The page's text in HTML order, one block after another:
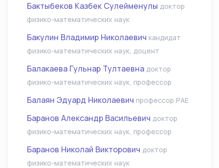
Бактыбеков Казбек Сулейменулы доктор
физико-математических наук
Бакулин Владимир Николаевич кандидат
физико-математических наук, доцент
Балакаева Гульнар Тултаевна доктор
физико-математических наук, профессор
Балаян Эдуард Николаевич профессор РАЕ
Баранов Александр Васильевич доктор
физико-математических наук, профессор
Баранов Николай Викторович доктор
физико-математических наук